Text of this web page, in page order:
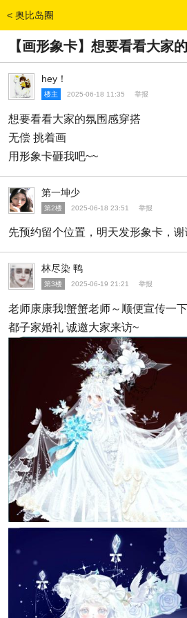
发话题
【画形象卡】想要看看大家
hey！
楼主 2025-06-18 11:35 举报
想要看看大家的氛围感穿搭
无偿 挑着画
用形象卡砸我吧~~
第一坤少
第2楼 2025-06-18 23:51 举报
先预约留个位置，明天发形象卡，
林尽染 鸭
第3楼 2025-06-19 21:21 举报
老师康康我!蟹蟹老师～顺便宣传一
都子家婚礼 诚邀大家来访~
< 奥比岛圈